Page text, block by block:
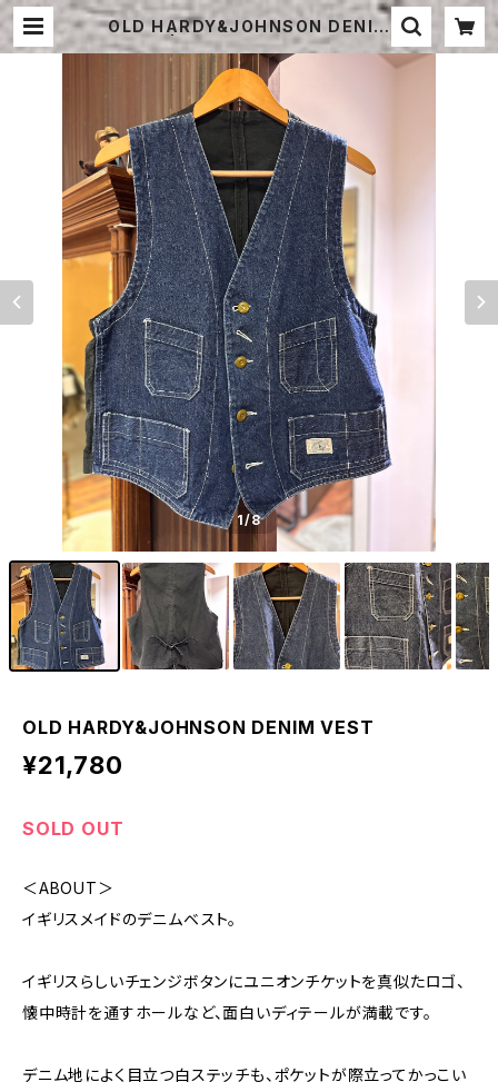
OLD HARDY&JOHNSON DENIM
VEST | STRAYSHEEP ONLINE
1/8
OLD HARDY&JOHNSON DENIM VEST
¥21,780
SOLD OUT
＜ABOUT＞
イギリスメイドのデニムベスト。
イギリスらしいチェンジボタンにユニオンチケットを真似たロゴ、
懐中時計を通すホールなど、面白いディテールが満載です。
デニム地によく目立つ白ステッチも、ポケットが際立ってかっこい